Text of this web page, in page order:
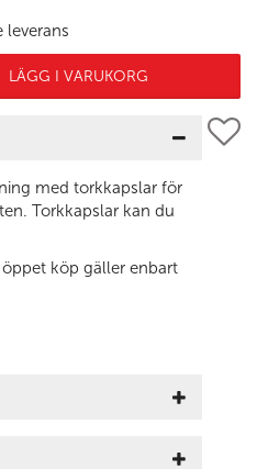
leverans
LÄGG I VARUKORG
med torkkapslar för
Torkkapslar kan du
köp gäller enbart